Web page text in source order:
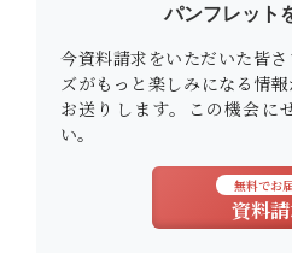
パンフレット
今資料請求をいただいた皆
ズがもっと楽しみになる情
お送りします。この機会に
い。
無料でお
資料